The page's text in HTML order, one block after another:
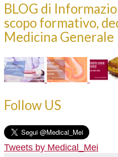
BLOG di
scopo formativo,
Medicina Generale
Follow US
Tweets by Medical_Mei